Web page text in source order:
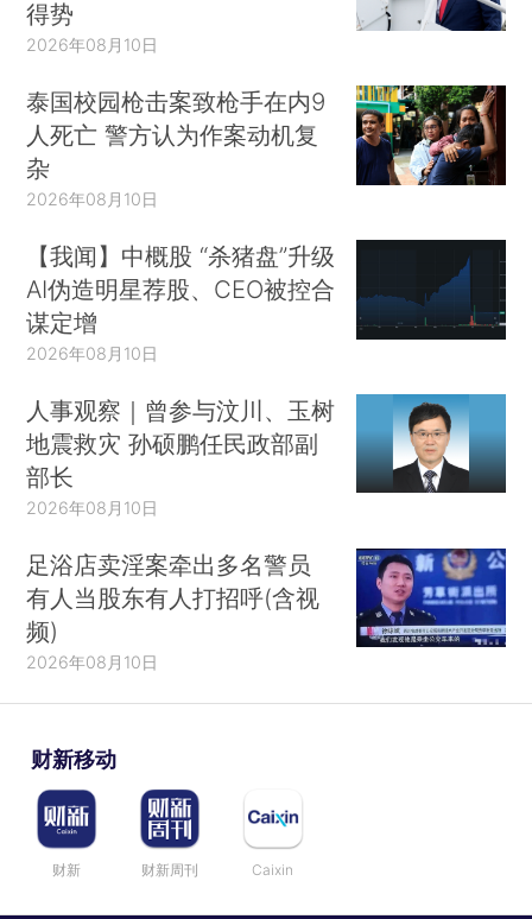
得势
2026年08月10日
泰国校园枪击案致枪手在内9
人死亡 警方认为作案动机复
杂
2026年08月10日
【我闻】中概股 “杀猪盘”升级
AI伪造明星荐股、CEO被控合
谋定增
2026年08月10日
人事观察｜曾参与汶川、玉树
地震救灾 孙硕鹏任民政部副
部长
2026年08月10日
足浴店卖淫案牵出多名警员
有人当股东有人打招呼(含视
频)
2026年08月10日
财新移动
财新 财新周刊 Caixin